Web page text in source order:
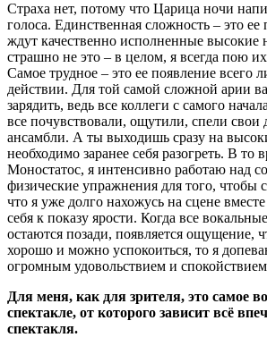
Страха нет, потому что Царица ночи
голоса. Единственная сложность – это ее
ждут качественно исполненные высокие
страшно не это – в целом, я всегда пою
Самое трудное – это ее появление всего
действии. Для той самой сложной арии
зарядить, ведь все коллеги с самого
все почувствовали, ощутили, спели свои
ансамбли. А ты выходишь сразу на
необходимо заранее себя разогреть. В то
Моностатос, я интенсивно работаю над
физические упражнения для того, чтобы
что я уже долго нахожусь на сцене
себя к показу ярости. Когда все
остаются позади, появляется ощущение,
хорошо и можно успокоиться, то я
огромным удовольствием и
Для меня, как для зрителя, это самое
спектакле, от которого зависит всё
спектакля.